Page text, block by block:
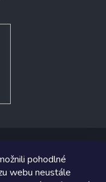
pohodlné
webu neustále
práva vyhrazena.